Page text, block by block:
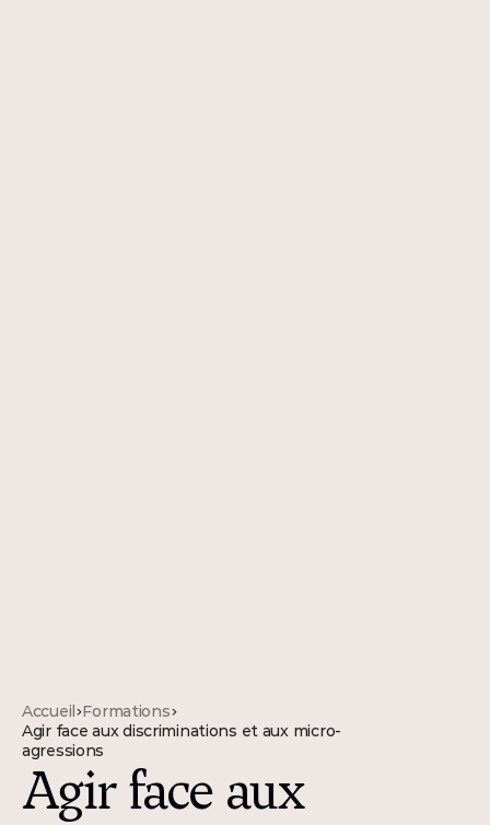
Accueil>Formations>
Agir face aux discriminations et aux micro-
agressions
Agir face aux